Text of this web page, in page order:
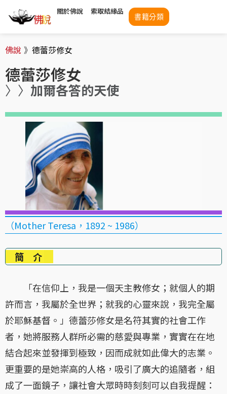
關於佛說 索取結緣品
書籍分類
佛說 》 德蕾莎修女
德蕾莎修女
〉〉 加爾各答的天使
（Mother Teresa，1892 ~ 1986）
簡 介
「在信仰上，我是一個天主教修女；就個人的期
許而言，我屬於全世界；就我的心靈來說，我完全屬
於耶穌基督。」德蕾莎修女是名符其實的社會工作
者，她將服務人群所必需的慈愛與專業，實實在在地
結合起來並發揮到極致，因而成就如此偉大的志業。
更重要的是她崇高的人格，吸引了廣大的追隨者，組
成了一面鏡子，讓社會大眾時時刻刻可以自我提醒：